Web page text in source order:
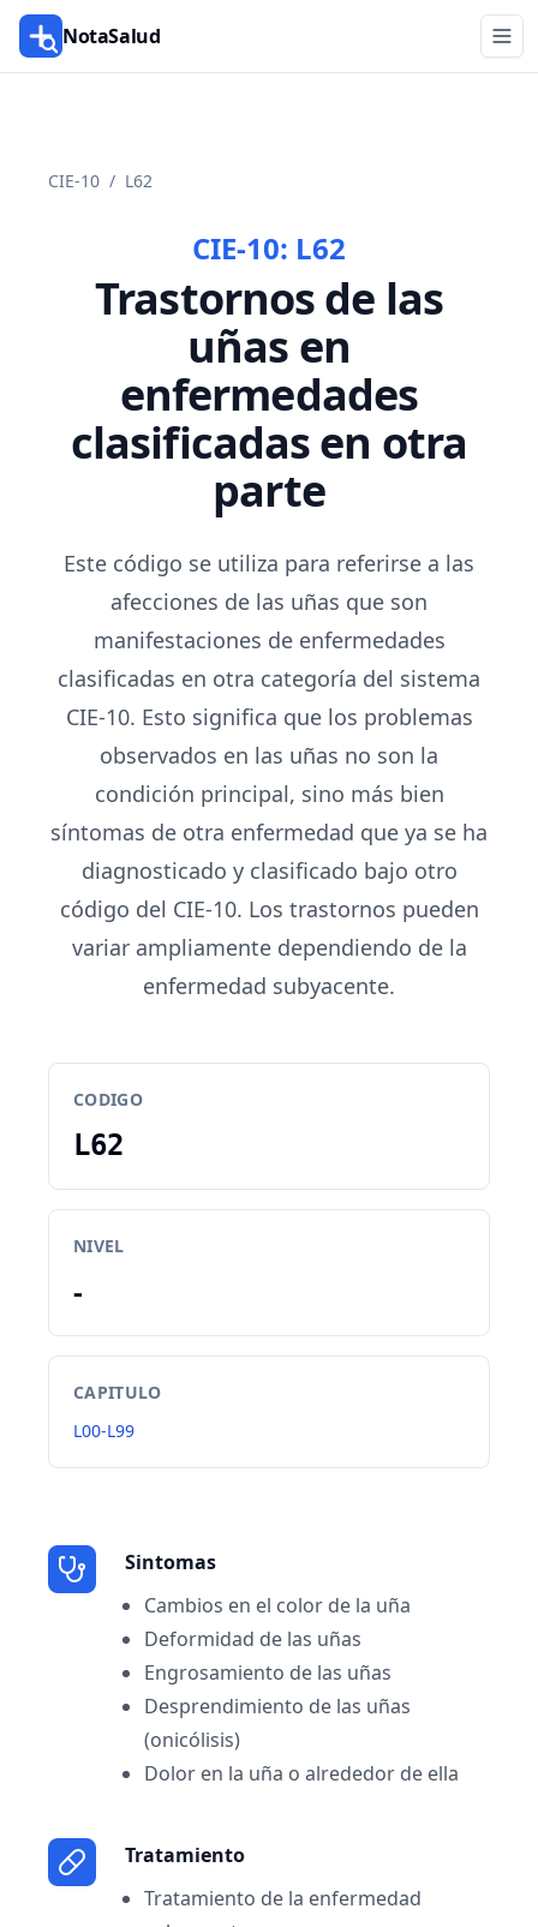
NotaSalud
CIE-10 / L62
CIE-10: L62
Trastornos de las
uñas en
enfermedades
clasificadas en otra
parte
Este código se utiliza para referirse a las
afecciones de las uñas que son
manifestaciones de enfermedades
clasificadas en otra categoría del sistema
CIE-10. Esto significa que los problemas
observados en las uñas no son la
condición principal, sino más bien
síntomas de otra enfermedad que ya se ha
diagnosticado y clasificado bajo otro
código del CIE-10. Los trastornos pueden
variar ampliamente dependiendo de la
enfermedad subyacente.
CODIGO
L62
NIVEL
-
CAPITULO
L00-L99
Sintomas
Cambios en el color de la uña
Deformidad de las uñas
Engrosamiento de las uñas
Desprendimiento de las uñas
(onicólisis)
Dolor en la uña o alrededor de ella
Tratamiento
Tratamiento de la enfermedad